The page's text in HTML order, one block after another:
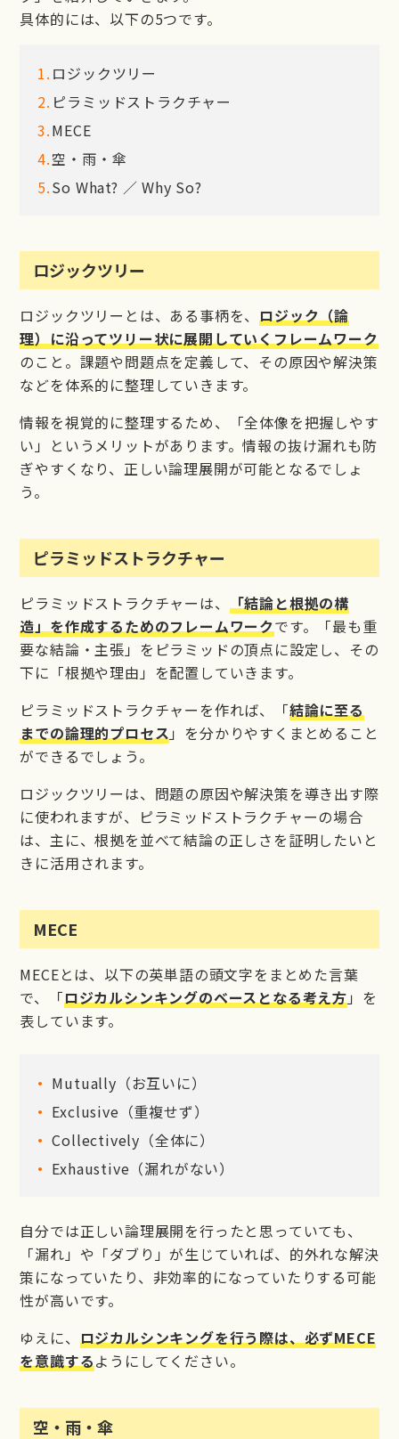
具体的には、以下の5つです。
ロジックツリー
ピラミッドストラクチャー
MECE
空・雨・傘
So What? ／ Why So?
ロジックツリー
ロジックツリーとは、ある事柄を、 ロジック（論
理）に沿ってツリー状に展開していくフレームワーク
のこと。課題や問題点を定義して、その原因や解決策
などを体系的に整理していきます。
情報を視覚的に整理するため、「全体像を把握しやす
い」というメリットがあります。情報の抜け漏れも防
ぎやすくなり、正しい論理展開が可能となるでしょ
う。
ピラミッドストラクチャー
ピラミッドストラクチャーは、
「結論と根拠の構
造」を作成するためのフレームワークです。「最も重
要な結論・主張」をピラミッドの頂点に設定し、その
下に「根拠や理由」を配置していきます。
ピラミッドストラクチャーを作れば、「結論に至る
までの論理的プロセス 」を分かりやすくまとめること
ができるでしょう。
ロジックツリーは、問題の原因や解決策を導き出す際
に使われますが、ピラミッドストラクチャーの場合
は、主に、根拠を並べて結論の正しさを証明したいと
きに活用されます。
MECE
MECEとは、以下の英単語の頭文字をまとめた言葉
で、「ロジカルシンキングのベースとなる考え方 」を
表しています。
Mutually（お互いに）
Exclusive（重複せず）
Collectively（全体に）
Exhaustive（漏れがない）
自分では正しい論理展開を行ったと思っていても、
「漏れ」や「ダブり」が生じていれば、的外れな解決
策になっていたり、非効率的になっていたりする可能
性が高いです。
ゆえに、 ロジカルシンキングを行う際は、必ずMECE
を意識するようにしてください。
空・雨・傘